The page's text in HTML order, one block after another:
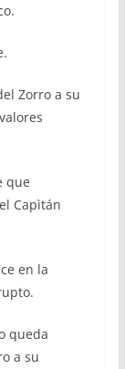
Zorro a su
que
Capìtán
en la
queda
a su